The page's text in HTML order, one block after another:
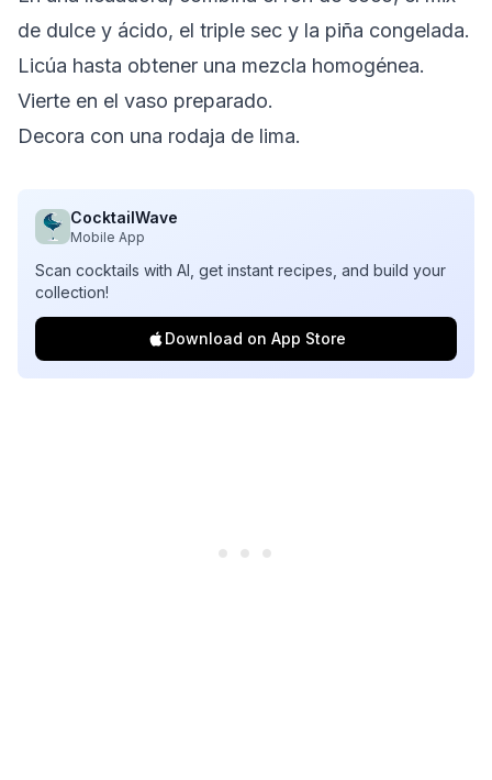
de dulce y ácido, el triple sec y la piña congelada.
Licúa hasta obtener una mezcla homogénea.
Vierte en el vaso preparado.
Decora con una rodaja de lima.
CocktailWave
Mobile App
Scan cocktails with AI, get instant recipes, and build your
collection!
Download on App Store